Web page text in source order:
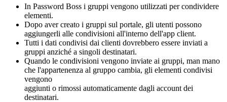
In Password Boss i gruppi vengono utilizzati per condividere
elementi.
Dopo aver creato i gruppi sul portale, gli utenti possono
aggiungerli alle condivisioni all'interno dell'app client.
Tutti i dati condivisi dai clienti dovrebbero essere inviati a
gruppi anziché a singoli destinatari.
Quando le condivisioni vengono inviate ai gruppi, man mano
che l'appartenenza al gruppo cambia, gli elementi condivisi
vengono
aggiunti o rimossi automaticamente dagli account dei
destinatari.